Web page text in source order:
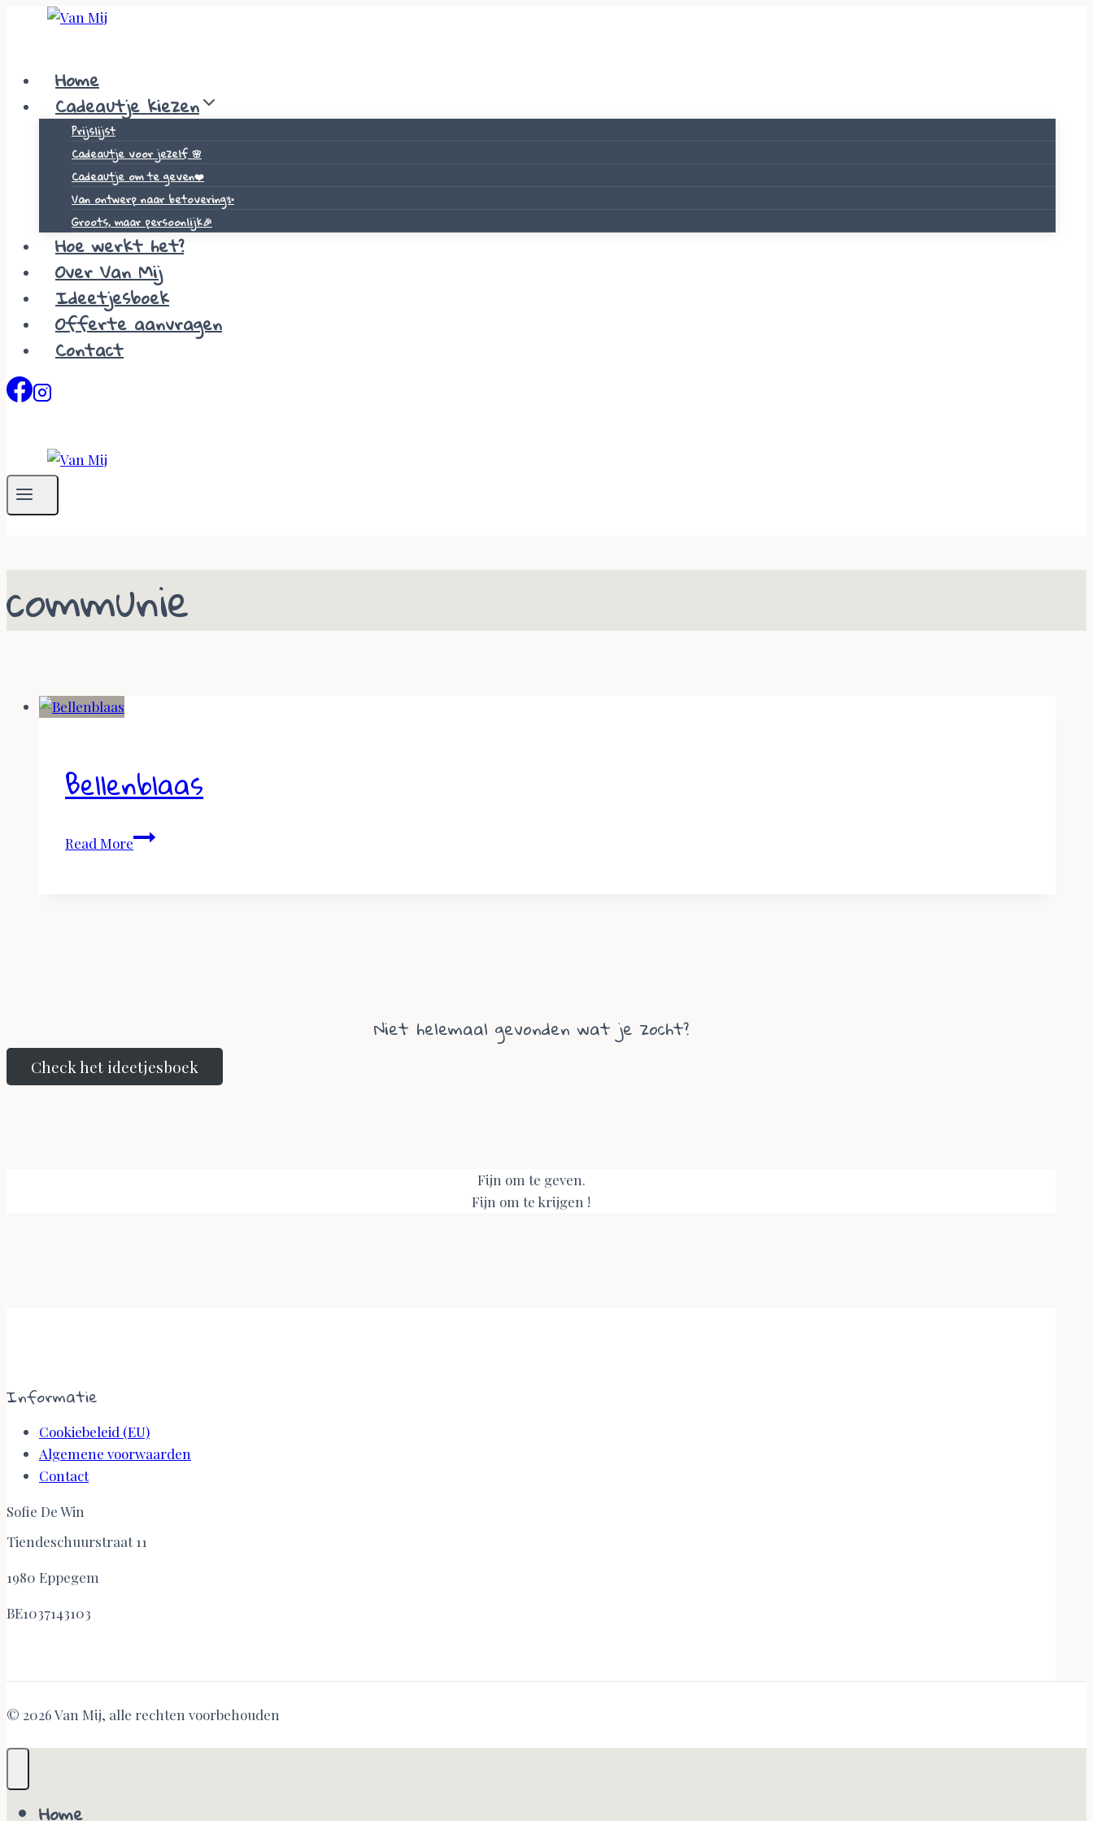
Home
Cadeautje kiezen
Prijslijst
Cadeautje voor jezelf 🌸
Cadeautje om te geven❤️
Van ontwerp naar betovering✨
Groots, maar persoonlijk🎉
Hoe werkt het?
Over Van Mij
Ideetjesboek
Offerte aanvragen
Contact
communie
Bellenblaas
Read MoreBellenblaas
Niet helemaal gevonden wat je zocht?
Check het ideetjesboek
Fijn om te geven.
Fijn om te krijgen !
Informatie
Cookiebeleid (EU)
Algemene voorwaarden
Contact
Sofie De Win
Tiendeschuurstraat 11
1980 Eppegem
BE1037143103
© 2026 Van Mij, alle rechten voorbehouden
Home